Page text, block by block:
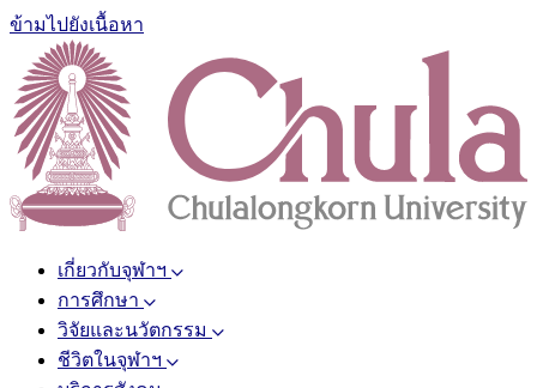
ข้ามไปยังเนื้อหา
เกี่ยวกับจุฬาฯ
การศึกษา
วิจัยและนวัตกรรม
ชีวิตในจุฬาฯ